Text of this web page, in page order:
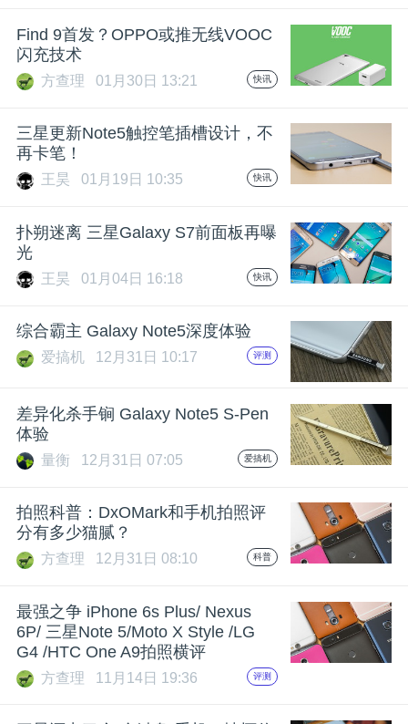
动
中
心
GAIR
专
搞
机
Find 9首发？OPPO或推无线VOOC
闪充技术
方查理 01月30日 13:21 快讯
三星更新Note5触控笔插槽设计，不
再卡笔！
王昊 01月19日 10:35 快讯
扑朔迷离 三星Galaxy S7前面板再曝
光
王昊 01月04日 16:18 快讯
综合霸主 Galaxy Note5深度体验
爱搞机 12月31日 10:17 评测
差异化杀手锏 Galaxy Note5 S-Pen
体验
量衡 12月31日 07:05 爱搞机
拍照科普：DxOMark和手机拍照评
分有多少猫腻？
方查理 12月31日 08:10 科普
最强之争 iPhone 6s Plus/ Nexus
6P/ 三星Note 5/Moto X Style /LG
G4 /HTC One A9拍照横评
方查理 11月14日 19:36 评测